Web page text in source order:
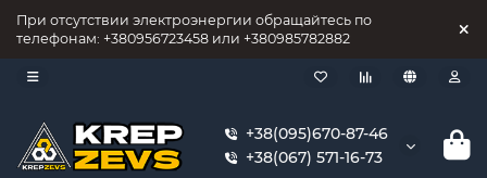
При отсутствии электроэнергии обращайтесь по
телефонам: +380956723458 или +380985782882
+38(095)670-87-46
+38(067) 571-16-73